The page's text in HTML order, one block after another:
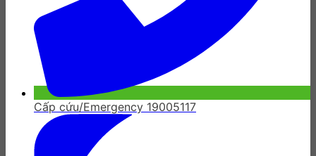
Cấp cứu/Emergency 19005117